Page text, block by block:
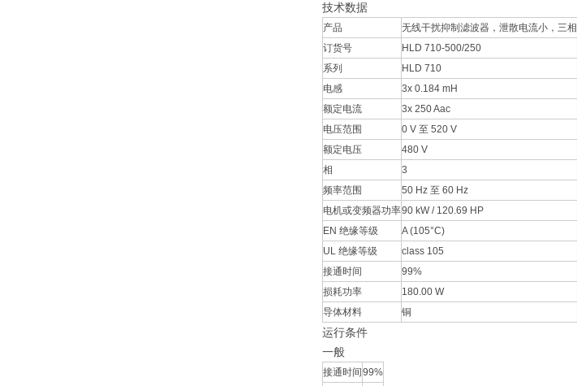
技术数据
产品
无线干扰抑制滤波器，泄散电流小，三相
订货号
HLD 710-500/250
系列
HLD 710
电感
3x 0.184 mH
额定电流
3x 250 Aac
电压范围
0 V 至 520 V
额定电压
480 V
相
3
频率范围
50 Hz 至 60 Hz
电机或变频器功率90 kW / 120.69 HP
EN 绝缘等级
A (105°C)
UL 绝缘等级
class 105
接通时间
99%
损耗功率
180.00 W
导体材料
铜
运行条件
一般
接通时间 99%